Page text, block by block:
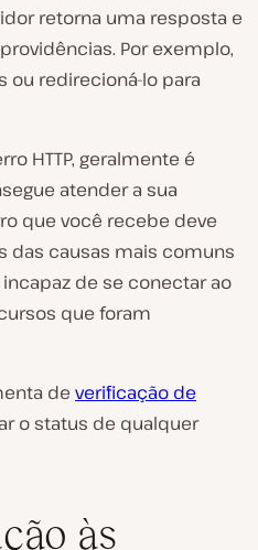
retorna uma resposta e
Por exemplo,
ou redirecioná-lo para
HTTP, geralmente é
atender a sua
que você recebe deve
das causas mais comuns
de se conectar ao
que foram
de verificação de
o status de qualquer
às